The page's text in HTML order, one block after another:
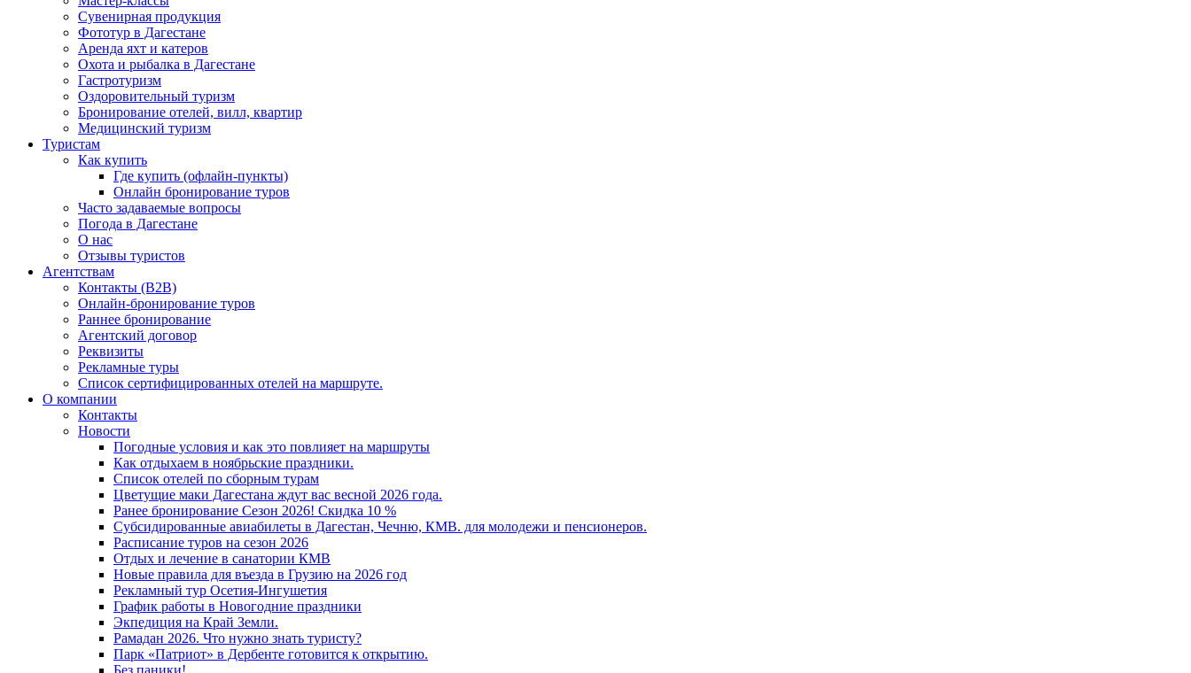
Сувенирная продукция
Фототур в Дагестане
Аренда яхт и катеров
Охота и рыбалка в Дагестане
Гастротуризм
Оздоровительный туризм
Бронирование отелей, вилл, квартир
Медицинский туризм
Туристам
Как купить
Где купить (офлайн-пункты)
Онлайн бронирование туров
Часто задаваемые вопросы
Погода в Дагестане
О нас
Отзывы туристов
Агентствам
Контакты (B2B)
Онлайн-бронирование туров
Раннее бронирование
Агентский договор
Реквизиты
Рекламные туры
Список сертифицированных отелей на маршруте.
О компании
Контакты
Новости
Погодные условия и как это повлияет на маршруты
Как отдыхаем в ноябрьские праздники.
Список отелей по сборным турам
Цветущие маки Дагестана ждут вас весной 2026 года.
Ранее бронирование Сезон 2026! Скидка 10 %
Субсидированные авиабилеты в Дагестан, Чечню, КМВ. для молодежи и пенсионеров.
Расписание туров на сезон 2026
Отдых и лечение в санатории КМВ
Новые правила для въезда в Грузию на 2026 год
Рекламный тур Осетия-Ингушетия
График работы в Новогодние праздники
Экпедиция на Край Земли.
Рамадан 2026. Что нужно знать туристу?
Парк «Патриот» в Дербенте готовится к открытию.
Без паники!